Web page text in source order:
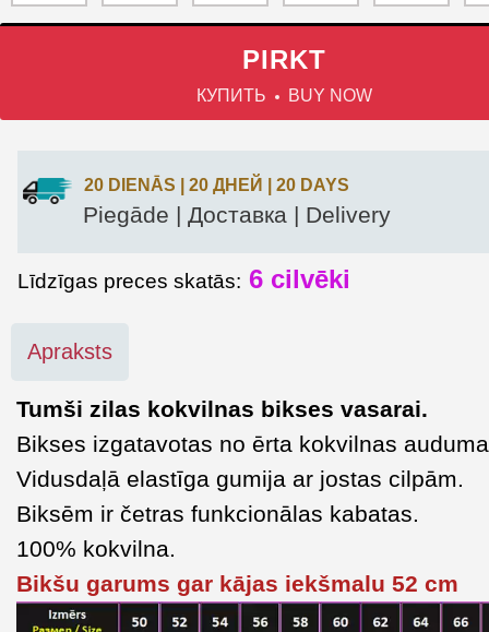
PIRKT
КУПИТЬ BUY NOW
20 DIENĀS | 20 ДНЕЙ | 20 DAYS
Piegāde | Доставка | Delivery
Līdzīgas preces skatās: 6 cilvēki
Apraksts
Tumši zilas kokvilnas bikses vasarai.
Bikses izgatavotas no ērta kokvilnas
Vidusdaļā elastīga gumija ar jostas cilpām.
Biksēm ir četras funkcionālas kabatas.
100% kokvilna.
Bikšu garums gar kājas iekšmalu 52 cm